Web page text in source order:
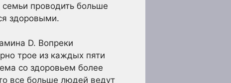
проводить больше
здоровыми.
D. Вопреки
трое из каждых пяти
со здоровьем более
все больше людей ведут